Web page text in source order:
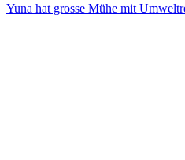
Yuna hat grosse Mühe mit